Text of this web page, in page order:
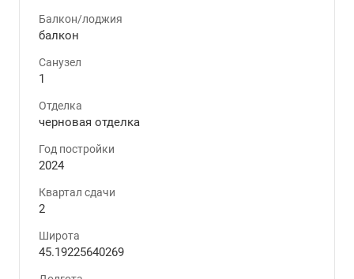
Балкон/лоджия
балкон
Санузел
1
Отделка
черновая отделка
Год постройки
2024
Квартал сдачи
2
Широта
45.19225640269